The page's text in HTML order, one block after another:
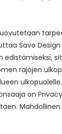
Savo
rajojen
on